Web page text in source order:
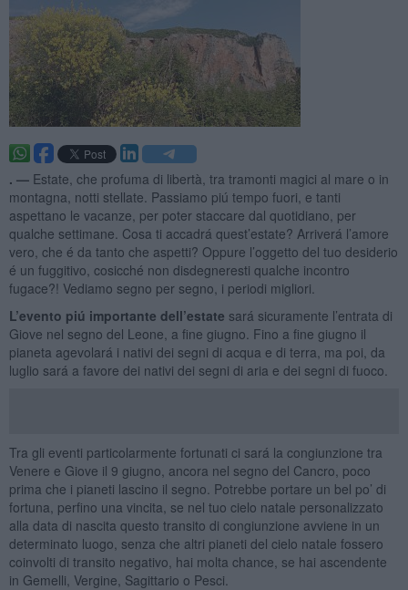
. — Estate, che profuma di libertà, tra tramonti magici al mare o in
montagna, notti stellate. Passiamo piú tempo fuori, e tanti
aspettano le vacanze, per poter staccare dal quotidiano, per
qualche settimane. Cosa ti accadrá quest’estate? Arriverá l’amore
vero, che é da tanto che aspetti? Oppure l’oggetto del tuo desiderio
é un fuggitivo, cosicché non disdegneresti qualche incontro
fugace?! Vediamo segno per segno, i periodi migliori.
L’evento piú importante dell’estate sará sicuramente l’entrata di
Giove nel segno del Leone, a fine giugno. Fino a fine giugno il
pianeta agevolará i nativi dei segni di acqua e di terra, ma poi, da
luglio sará a favore dei nativi dei segni di aria e dei segni di fuoco.
Tra gli eventi particolarmente fortunati ci sará la congiunzione tra
Venere e Giove il 9 giugno, ancora nel segno del Cancro, poco
prima che i pianeti lascino il segno. Potrebbe portare un bel po’ di
fortuna, perfino una vincita, se nel tuo cielo natale personalizzato
alla data di nascita questo transito di congiunzione avviene in un
determinato luogo, senza che altri pianeti del cielo natale fossero
coinvolti di transito negativo, hai molta chance, se hai ascendente
in Gemelli, Vergine, Sagittario o Pesci.